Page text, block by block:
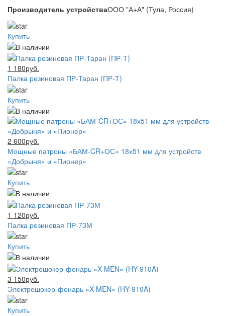
Производитель устройстваООО "А+А" (Тула, Россия)
Купить
1 180руб.
Палка резиновая ПР-Таран (ПР-Т)
Купить
2 600руб.
Мощные патроны «БАМ-CR+ОС» 18х51 мм для устройств
«Добрыня» и «Пионер»
Купить
1 120руб.
Палка резиновая ПР-73М
Купить
3 150руб.
Электрошокер-фонарь «X-MEN» (HY-910A)
Купить